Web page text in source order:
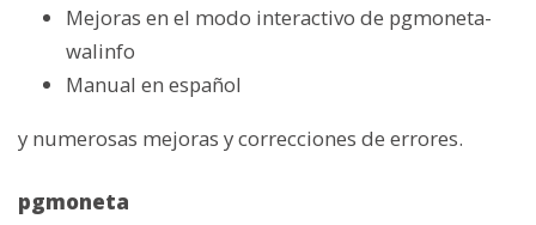
Mejoras en el modo interactivo de pgmoneta-
walinfo
Manual en español
y numerosas mejoras y correcciones de errores.
pgmoneta